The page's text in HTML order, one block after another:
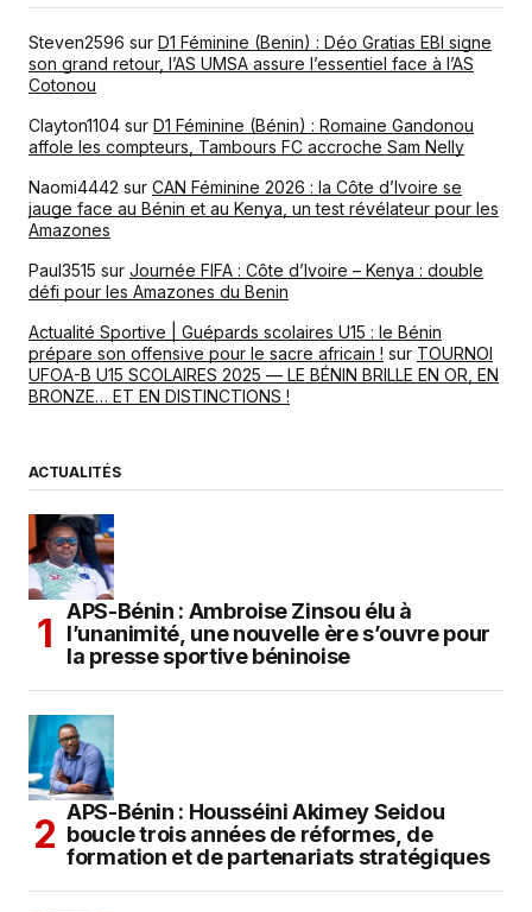
Steven2596 sur D1 Féminine (Benin) : Déo Gratias EBI signe
son grand retour, l’AS UMSA assure l’essentiel face à l’AS
Cotonou
Clayton1104 sur D1 Féminine (Bénin) : Romaine Gandonou
affole les compteurs, Tambours FC accroche Sam Nelly
Naomi4442 sur CAN Féminine 2026 : la Côte d’Ivoire se
jauge face au Bénin et au Kenya, un test révélateur pour les
Amazones
Paul3515 sur Journée FIFA : Côte d’Ivoire – Kenya : double
défi pour les Amazones du Benin
Actualité Sportive | Guépards scolaires U15 : le Bénin
prépare son offensive pour le sacre africain ! sur TOURNOI
UFOA-B U15 SCOLAIRES 2025 — LE BÉNIN BRILLE EN OR, EN
BRONZE… ET EN DISTINCTIONS !
ACTUALITÉS
APS-Bénin : Ambroise Zinsou élu à
l’unanimité, une nouvelle ère s’ouvre pour
la presse sportive béninoise
APS-Bénin : Housséini Akimey Seidou
boucle trois années de réformes, de
formation et de partenariats stratégiques